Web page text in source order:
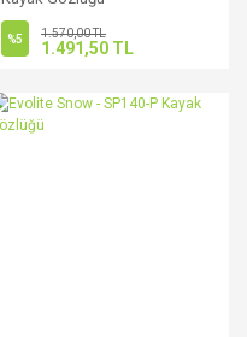
%5 1.570,00 TL
1.491,50 TL